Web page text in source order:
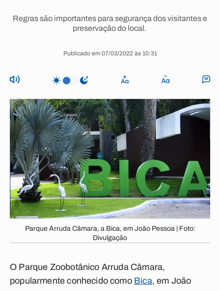
Regras são importantes para segurança dos visitantes e
preservação do local.
Publicado em 07/03/2022 às 10:31
Parque Arruda Câmara, a Bica, em João Pessoa | Foto:
Divulgação
O Parque Zoobotânico Arruda Câmara,
popularmente conhecido como Bica, em João